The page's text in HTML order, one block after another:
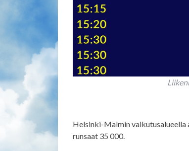
Helsinki-Malmin vaikutusalueella
runsaat 35 000.